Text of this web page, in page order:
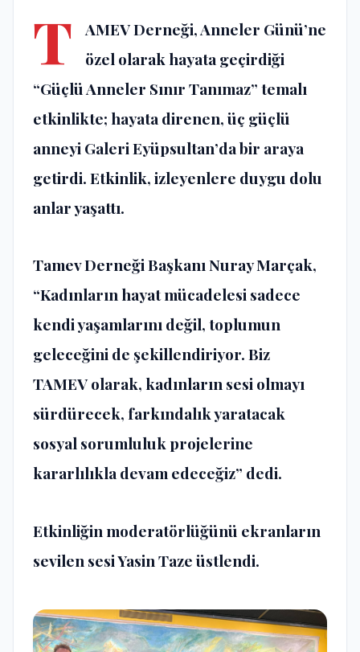
T
AMEV Derneği, Anneler Günü’ne
özel olarak hayata geçirdiği
“Güçlü Anneler Sınır Tanımaz” temalı
etkinlikte; hayata direnen, üç güçlü
anneyi Galeri Eyüpsultan’da bir araya
getirdi. Etkinlik, izleyenlere duygu dolu
anlar yaşattı.
Tamev Derneği Başkanı Nuray Marçak,
“Kadınların hayat mücadelesi sadece
kendi yaşamlarını değil, toplumun
geleceğini de şekillendiriyor. Biz
TAMEV olarak, kadınların sesi olmayı
sürdürecek, farkındalık yaratacak
sosyal sorumluluk projelerine
kararlılıkla devam edeceğiz” dedi.
Etkinliğin moderatörlüğünü ekranların
sevilen sesi Yasin Taze üstlendi.